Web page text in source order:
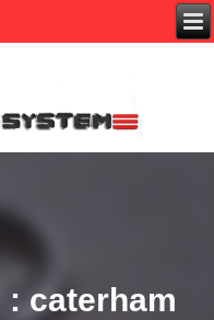
: caterham